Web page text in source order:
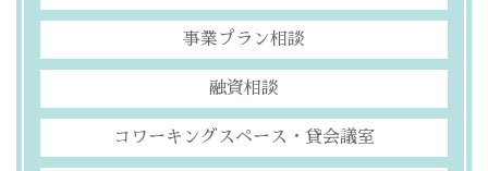
事業プラン相談
融資相談
コワーキングスペース・貸会議室